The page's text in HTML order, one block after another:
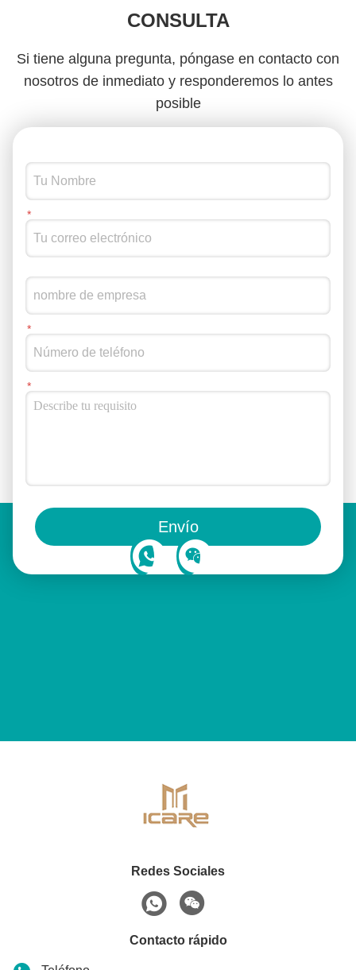
CONSULTA
Si tiene alguna pregunta, póngase en contacto con
nosotros de inmediato y responderemos lo antes
posible
Envío
También puedes seguirnos en las redes sociales
Redes Sociales
Contacto rápido